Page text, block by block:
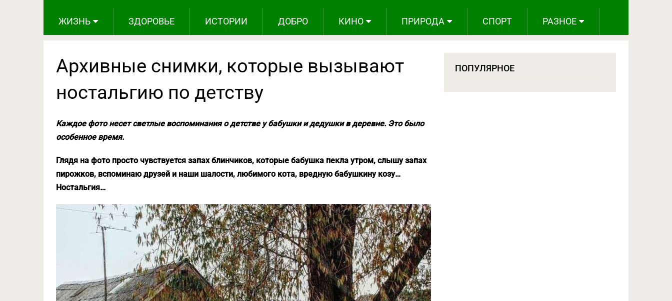
ЖИЗНЬ ЗДОРОВЬЕ ИСТОРИИ ДОБРО КИНО ПРИРОДА СПОРТ РАЗНОЕ
Архивные снимки, которые вызывают
ностальгию по детству
Каждое фото несет светлые воспоминания о детстве у бабушки и дедушки в деревне. Это было
особенное время.
Глядя на фото просто чувствуется запах блинчиков, которые бабушка пекла утром, слышу запах
пирожков, вспоминаю друзей и наши шалости, любимого кота, вредную бабушкину козу…
Ностальгия…
ПОПУЛЯРНОЕ